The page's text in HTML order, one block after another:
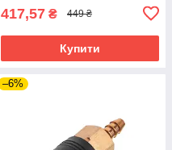
417,57 ₴ 449 ₴
Купити
–6%